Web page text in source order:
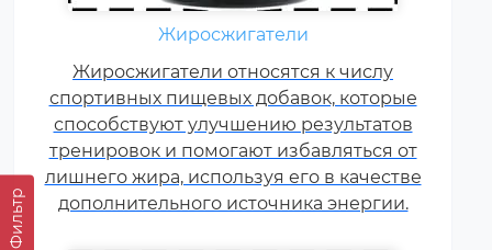
Фильтр
Жиросжигатели
Жиросжигатели относятся к числу
спортивных пищевых добавок, которые
способствуют улучшению результатов
тренировок и помогают избавляться от
лишнего жира, используя его в качестве
дополнительного источника энергии.
углеводы (простые либо
сложные, от чего во многом
зависит цена продукта) и белок
(как правило концентрат
сывороточного белка, но
встречаются и
мультикомпонентные по